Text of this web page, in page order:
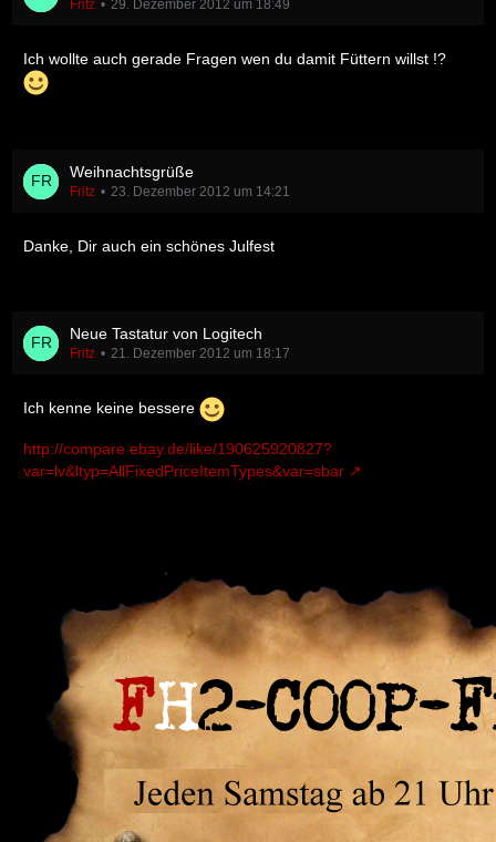
Fritz 29. Dezember 2012 um 18:49
Ich wollte auch gerade Fragen wen du damit Füttern willst !?
Weihnachtsgrüße
Fritz 23. Dezember 2012 um 14:21
Danke, Dir auch ein schönes Julfest
Neue Tastatur von Logitech
Fritz 21. Dezember 2012 um 18:17
Ich kenne keine bessere
http://compare.ebay.de/like/190625920827?
var=lv&ltyp=AllFixedPriceItemTypes&var=sbar